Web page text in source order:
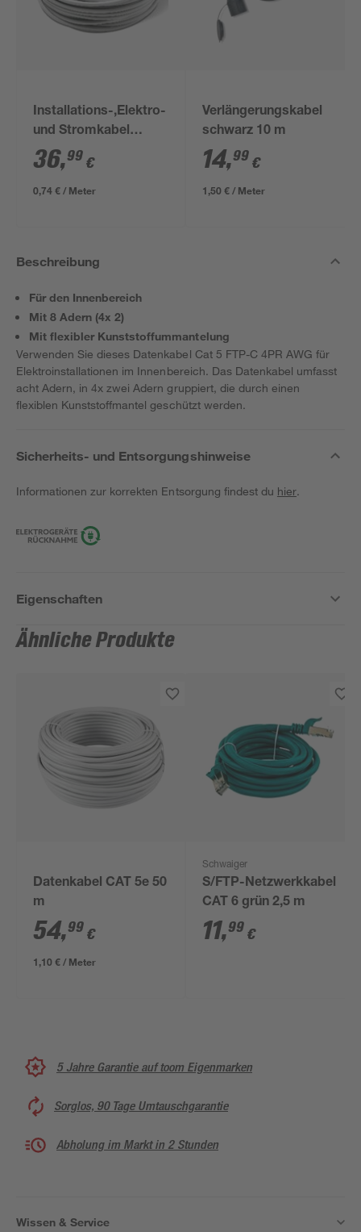
Installations-,Elektro-
und Stromkabel
NYM-J 3x1,5mm² 50
m
36,99 €
0,74 € / Meter
Verlängerungskabel
schwarz 10 m
14,99 €
1,50 € / Meter
Beschreibung
Für den Innenbereich
Mit 8 Adern (4x 2)
Mit flexibler Kunststoffummantelung
Verwenden Sie dieses Datenkabel Cat 5 FTP-C 4PR AWG für
Elektroinstallationen im Innenbereich. Das Datenkabel umfasst
acht Adern, in 4x zwei Adern gruppiert, die durch einen
flexiblen Kunststoffmantel geschützt werden.
Sicherheits- und Entsorgungshinweise
Informationen zur korrekten Entsorgung findest du hier.
Eigenschaften
Ähnliche Produkte
Datenkabel CAT 5e 50
m
54,99 €
1,10 € / Meter
Schwaiger
S/FTP-Netzwerkkabel
CAT 6 grün 2,5 m
11,99 €
5 Jahre Garantie auf toom Eigenmarken
Sorglos, 90 Tage Umtauschgarantie
Abholung im Markt in 2 Stunden
Wissen & Service